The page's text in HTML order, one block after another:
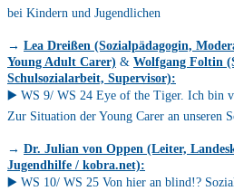
bei Kindern und Jugendlichen
→ Lea Dreißen (Sozialpädagogin,
Young Adult Carer) & Wolfgang Foltin
Schulsozialarbeit, Supervisor):
▶️ WS 9/ WS 24 Eye of the Tiger. Ich bin
Zur Situation der Young Carer an unseren
→ Dr. Julian von Oppen (Leiter,
Jugendhilfe / kobra.net):
▶️ WS 10/ WS 25 Von hier an blind!?